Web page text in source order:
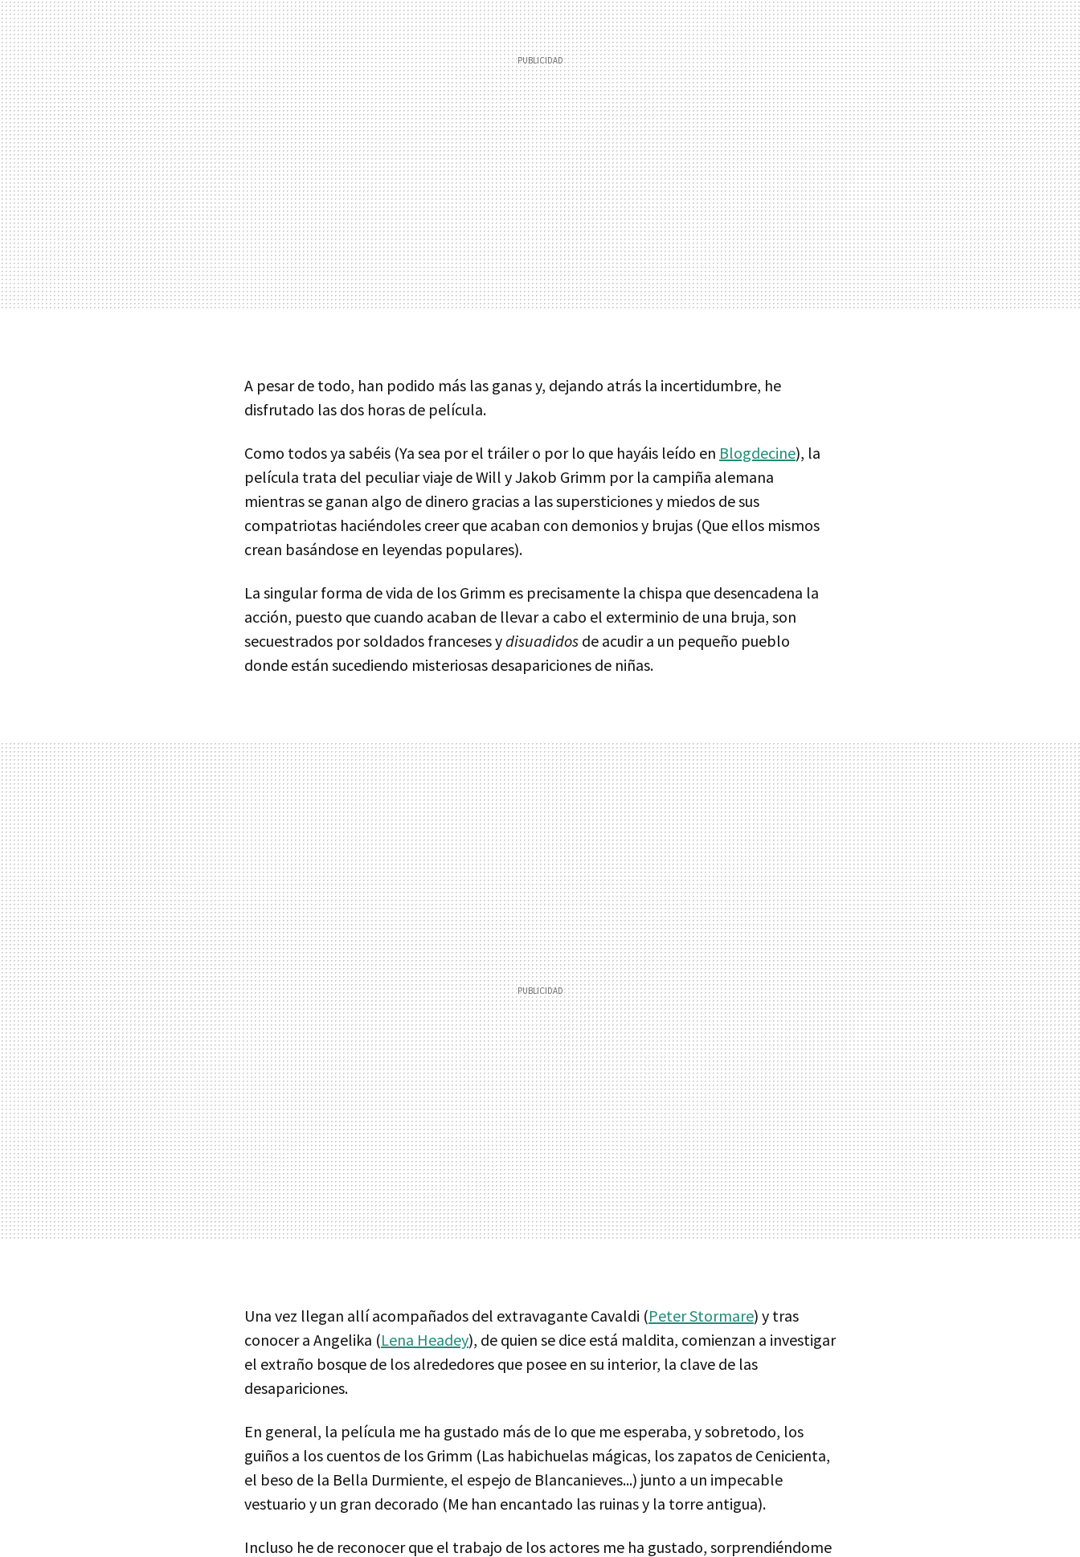
A pesar de todo, han podido más las ganas y, dejando atrás la incertidumbre, he
disfrutado las dos horas de película.
Como todos ya sabéis (Ya sea por el tráiler o por lo que hayáis leído en Blogdecine), la
película trata del peculiar viaje de Will y Jakob Grimm por la campiña alemana
mientras se ganan algo de dinero gracias a las supersticiones y miedos de sus
compatriotas haciéndoles creer que acaban con demonios y brujas (Que ellos mismos
crean basándose en leyendas populares).
La singular forma de vida de los Grimm es precisamente la chispa que desencadena la
acción, puesto que cuando acaban de llevar a cabo el exterminio de una bruja, son
secuestrados por soldados franceses ydisuadidos de acudir a un pequeño pueblo
donde están sucediendo misteriosas desapariciones de niñas.
Una vez llegan allí acompañados del extravagante Cavaldi (Peter Stormare) y tras
conocer a Angelika (Lena Headey), de quien se dice está maldita, comienzan a investigar
el extraño bosque de los alrededores que posee en su interior, la clave de las
desapariciones.
En general, la película me ha gustado más de lo que me esperaba, y sobretodo, los
guiños a los cuentos de los Grimm (Las habichuelas mágicas, los zapatos de Cenicienta,
el beso de la Bella Durmiente, el espejo de Blancanieves...) junto a un impecable
vestuario y un gran decorado (Me han encantado las ruinas y la torre antigua).
Incluso he de reconocer que el trabajo de los actores me ha gustado, sorprendiéndome